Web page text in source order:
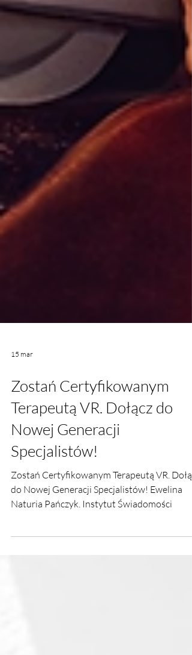
15 mar
Zostań Certyfikowanym
Terapeutą VR. Dołącz do
Nowej Generacji
Specjalistów!
Zostań Certyfikowanym Terapeutą VR.